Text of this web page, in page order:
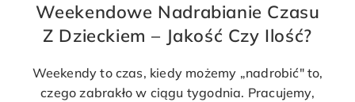
Weekendowe Nadrabianie Czasu
Z Dzieckiem – Jakość Czy Ilość?
Weekendy to czas, kiedy możemy „nadrobić" to,
czego zabrakło w ciągu tygodnia. Pracujemy,